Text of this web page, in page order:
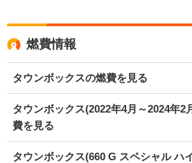
燃費情報
タウンボックスの燃費を見る
タウンボックス(2022年4月～2024年2
費を見る
タウンボックス(660 G スペシャル ハ